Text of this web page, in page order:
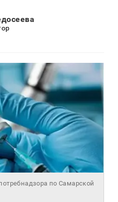
по Самарской